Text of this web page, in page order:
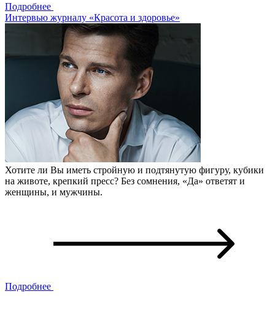
Подробнее
Интервью журналу «Красота и здоровье»
Хотите ли Вы иметь стройную и подтянутую фигуру, кубики
на животе, крепкий пресс? Без сомнения, «Да» ответят и
женщины, и мужчины.
Подробнее